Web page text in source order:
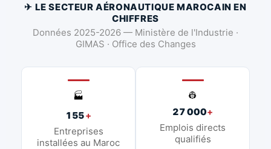
✈ LE SECTEUR AÉRONAUTIQUE MAROCAIN EN
CHIFFRES
Données 2025-2026 — Ministère de l'Industrie ·
GIMAS · Office des Changes
🏭
155+
Entreprises
installées au Maroc
👷
27 000+
Emplois directs
qualifiés